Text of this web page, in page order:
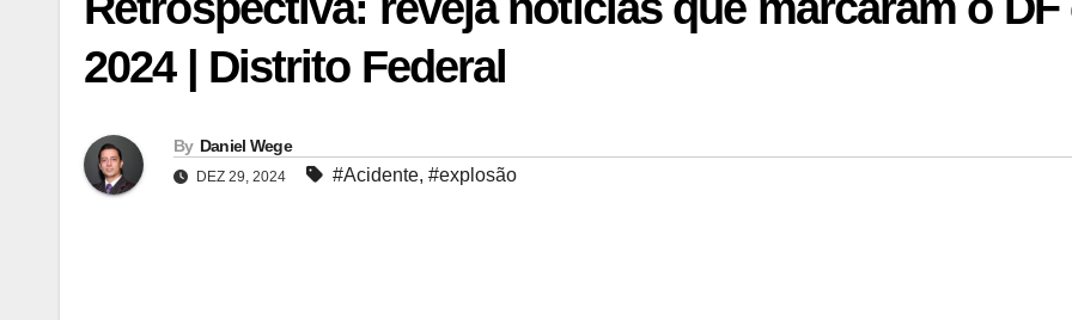
2024 | Distrito Federal
By Daniel Wege
DEZ 29, 2024 #Acidente, #explosão